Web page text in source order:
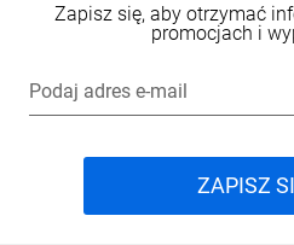
rynku od wielu lat
rozwiązań
zabezpieczeń silników.
oferty oraz
Zapisz się, aby otrzymać
promocjach i
Podaj adres e-mail
ZAPISZ